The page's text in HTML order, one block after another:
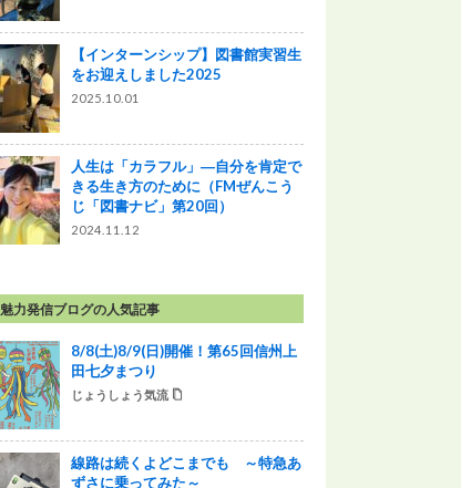
【インターンシップ】図書館実習生
をお迎えしました2025
2025.10.01
人生は「カラフル」―自分を肯定で
きる生き方のために（FMぜんこう
じ「図書ナビ」第20回）
2024.11.12
魅力発信ブログの人気記事
8/8(土)8/9(日)開催！第65回信州上
田七夕まつり
じょうしょう気流
線路は続くよどこまでも ～特急あ
ずさに乗ってみた～